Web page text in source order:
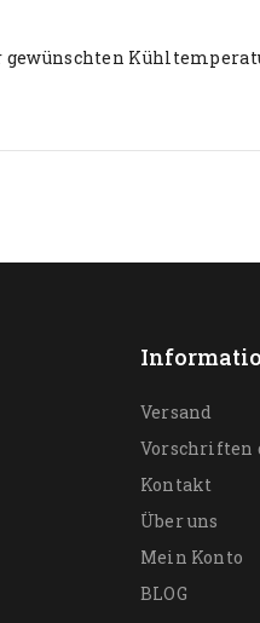
Versand
Vorschriften
Kontakt
Über uns
Mein Konto
BLOG